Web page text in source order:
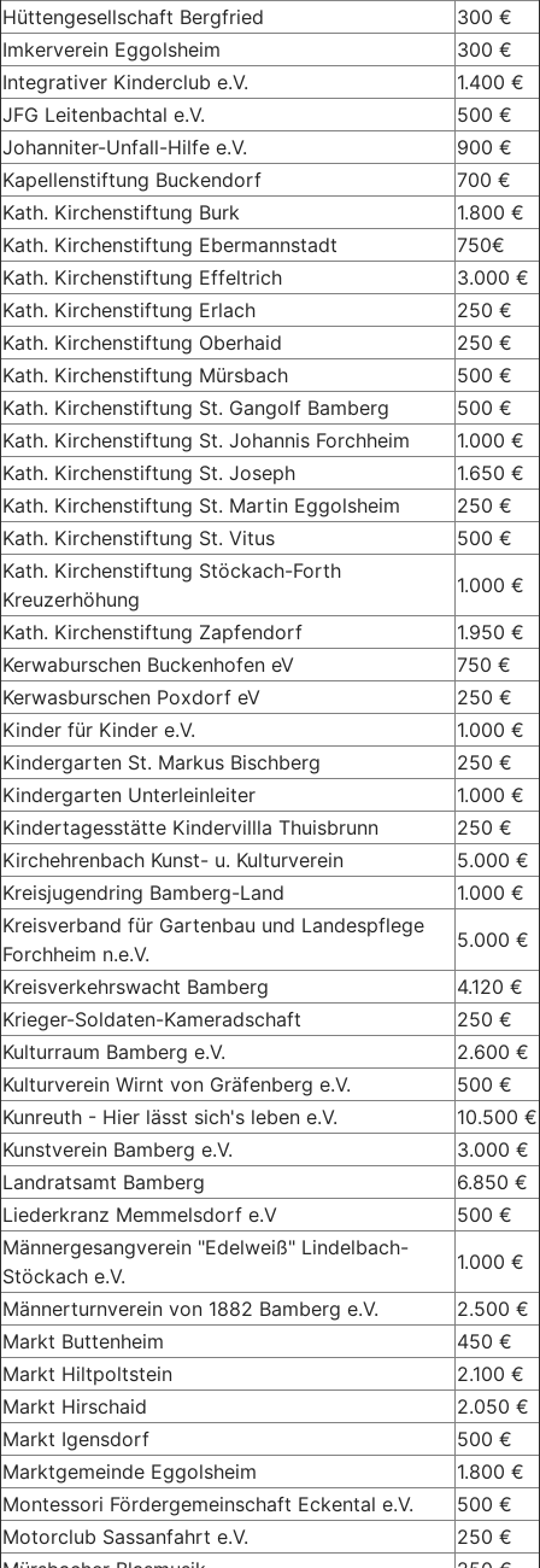
Hüttengesellschaft Bergfried
300 €
Imkerverein Eggolsheim
300 €
Integrativer Kinderclub e.V.
1.400 €
JFG Leitenbachtal e.V.
500 €
Johanniter-Unfall-Hilfe e.V.
900 €
Kapellenstiftung Buckendorf
700 €
Kath. Kirchenstiftung Burk
1.800 €
Kath. Kirchenstiftung Ebermannstadt
750€
Kath. Kirchenstiftung Effeltrich
3.000 €
Kath. Kirchenstiftung Erlach
250 €
Kath. Kirchenstiftung Oberhaid
250 €
Kath. Kirchenstiftung Mürsbach
500 €
Kath. Kirchenstiftung St. Gangolf Bamberg
500 €
Kath. Kirchenstiftung St. Johannis Forchheim
1.000 €
Kath. Kirchenstiftung St. Joseph
1.650 €
Kath. Kirchenstiftung St. Martin Eggolsheim
250 €
Kath. Kirchenstiftung St. Vitus
500 €
Kath. Kirchenstiftung Stöckach-Forth
Kreuzerhöhung
1.000 €
Kath. Kirchenstiftung Zapfendorf
1.950 €
Kerwaburschen Buckenhofen eV
750 €
Kerwasburschen Poxdorf eV
250 €
Kinder für Kinder e.V.
1.000 €
Kindergarten St. Markus Bischberg
250 €
Kindergarten Unterleinleiter
1.000 €
Kindertagesstätte Kindervillla Thuisbrunn
250 €
Kirchehrenbach Kunst- u. Kulturverein
5.000 €
Kreisjugendring Bamberg-Land
1.000 €
Kreisverband für Gartenbau und Landespflege
Forchheim n.e.V.
5.000 €
Kreisverkehrswacht Bamberg
4.120 €
Krieger-Soldaten-Kameradschaft
250 €
Kulturraum Bamberg e.V.
2.600 €
Kulturverein Wirnt von Gräfenberg e.V.
500 €
Kunreuth - Hier lässt sich's leben e.V.
10.500 €
Kunstverein Bamberg e.V.
3.000 €
Landratsamt Bamberg
6.850 €
Liederkranz Memmelsdorf e.V
500 €
Männergesangverein "Edelweiß" Lindelbach-
Stöckach e.V.
1.000 €
Männerturnverein von 1882 Bamberg e.V.
2.500 €
Markt Buttenheim
450 €
Markt Hiltpoltstein
2.100 €
Markt Hirschaid
2.050 €
Markt Igensdorf
500 €
Marktgemeinde Eggolsheim
1.800 €
Montessori Fördergemeinschaft Eckental e.V.
500 €
Motorclub Sassanfahrt e.V.
250 €